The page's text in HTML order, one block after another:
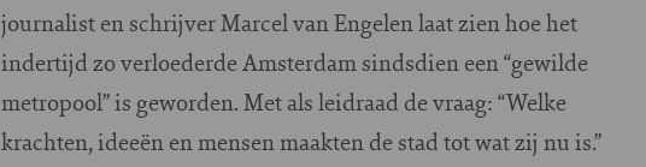
journalist en schrijver Marcel van Engelen laat zien hoe het
indertijd zo verloederde Amsterdam sindsdien een “gewilde
metropool” is geworden. Met als leidraad de vraag: “Welke
krachten, ideeën en mensen maakten de stad tot wat zij nu is.”